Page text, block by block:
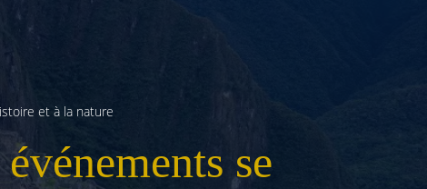
du Nord
de l’Ouest
de l’Est
australe Asie du Sud-Est
et à la nature
se